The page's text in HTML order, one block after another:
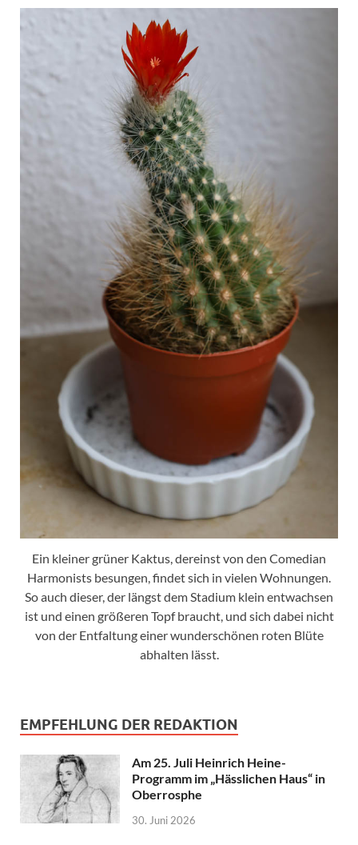
Ein kleiner grüner Kaktus, dereinst von den Comedian
Harmonists besungen, findet sich in vielen Wohnungen.
So auch dieser, der längst dem Stadium klein entwachsen
ist und einen größeren Topf braucht, und sich dabei nicht
von der Entfaltung einer wunderschönen roten Blüte
abhalten lässt.
EMPFEHLUNG DER REDAKTION
Am 25. Juli Heinrich Heine-
Programm im „Hässlichen Haus“ in
Oberrosphe
30. Juni 2026